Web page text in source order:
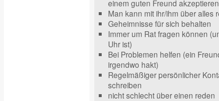
einem guten Freund
Man kann mit ihr/ihm über alles
Geheimnisse für sich behalten
Immer um Rat fragen können
Uhr ist)
Bei Problemen helfen (ein
irgendwo hakt)
Regelmäßiger persönlicher
schreiben
nicht schlecht über einen reden